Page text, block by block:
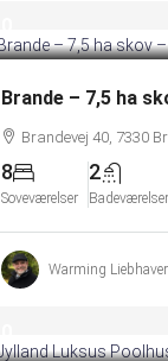
Brande – 7,5 ha
Brandevej 40, 7330
8
Soveværelser
2
Badeværelser
Warming